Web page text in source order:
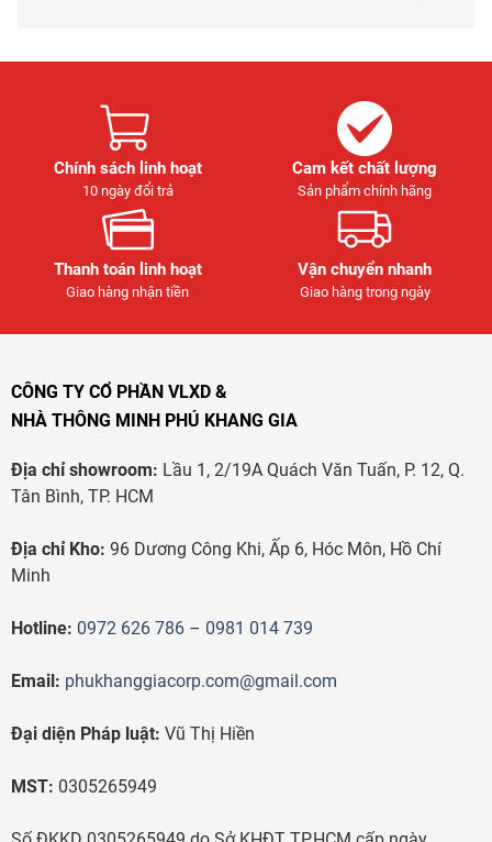
Chính sách linh hoạt
10 ngày đổi trả
Cam kết chất lượng
Sản phẩm chính hãng
Thanh toán linh hoạt
Giao hàng nhận tiền
Vận chuyển nhanh
Giao hàng trong ngày
CÔNG TY CỔ PHẦN VLXD &
NHÀ THÔNG MINH PHÚ KHANG GIA
Địa chỉ showroom: Lầu 1, 2/19A Quách Văn Tuấn, P. 12, Q.
Tân Bình, TP. HCM
Địa chỉ Kho: 96 Dương Công Khi, Ấp 6, Hóc Môn, Hồ Chí
Minh
Hotline: 0972 626 786 – 0981 014 739
Email: phukhanggiacorp.com@gmail.com
Đại diện Pháp luật: Vũ Thị Hiền
MST: 0305265949